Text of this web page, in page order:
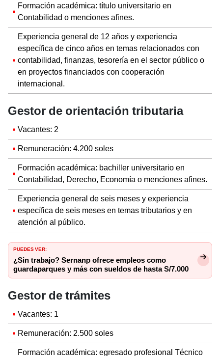
Formación académica: título universitario en
Contabilidad o menciones afines.
Experiencia general de 12 años y experiencia
específica de cinco años en temas relacionados con
contabilidad, finanzas, tesorería en el sector público o
en proyectos financiados con cooperación
internacional.
Gestor de orientación tributaria
Vacantes: 2
Remuneración: 4.200 soles
Formación académica: bachiller universitario en
Contabilidad, Derecho, Economía o menciones afines.
Experiencia general de seis meses y experiencia
específica de seis meses en temas tributarios y en
atención al público.
PUEDES VER:
¿Sin trabajo? Sernanp ofrece empleos como
guardaparques y más con sueldos de hasta S/7.000
Gestor de trámites
Vacantes: 1
Remuneración: 2.500 soles
Formación académica: egresado profesional Técnico